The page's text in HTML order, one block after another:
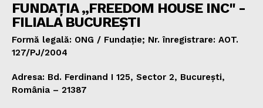
FUNDAȚIA „FREEDOM HOUSE INC" -
FILIALA BUCUREȘTI
Formă legală: ONG / Fundație; Nr. înregistrare: AOT.
127/PJ/2004
Adresa: Bd. Ferdinand I 125, Sector 2, București,
România – 21387